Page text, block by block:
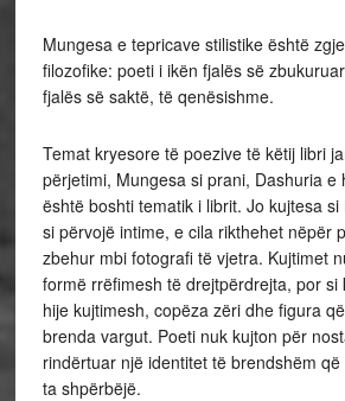
Mungesa e tepricave stilistike është
filozofike: poeti i ikën fjalës së
fjalës së saktë, të qenësishme.
Temat kryesore të poezive të këtij libri
përjetimi, Mungesa si prani, Dashuria e
është boshti tematik i librit. Jo kujtesa
si përvojë intime, e cila rikthehet nëpër
zbehur mbi fotografi të vjetra. Kujtimet
formë rrëfimesh të drejtpërdrejta, por si
hije kujtimesh, copëza zëri dhe figura
brenda vargut. Poeti nuk kujton për
rindërtuar një identitet të brendshëm
ta shpërbëjë.